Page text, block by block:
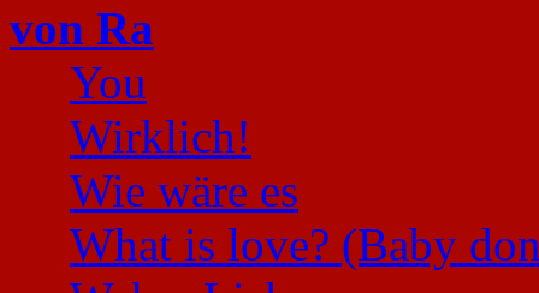
von Ra
You
Wirklich!
Wie wäre es
What is love? (Baby